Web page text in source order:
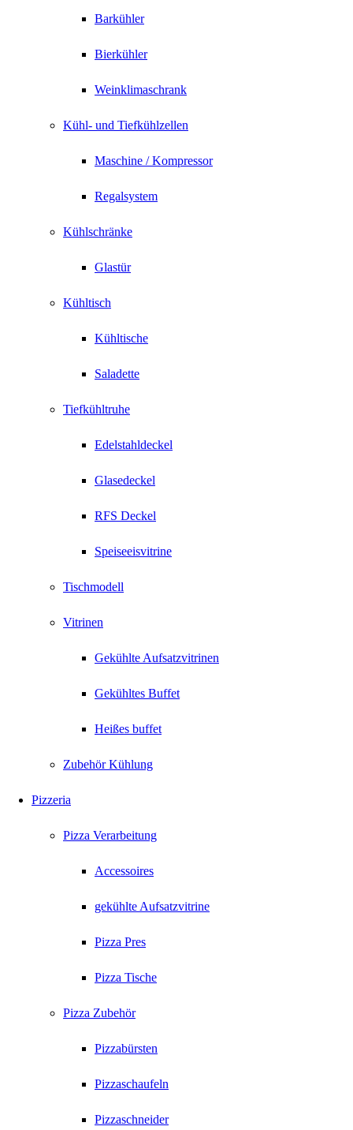
Barkühler
Bierkühler
Weinklimaschrank
Kühl- und Tiefkühlzellen
Maschine / Kompressor
Regalsystem
Kühlschränke
Glastür
Kühltisch
Kühltische
Saladette
Tiefkühltruhe
Edelstahldeckel
Glasedeckel
RFS Deckel
Speiseeisvitrine
Tischmodell
Vitrinen
Gekühlte Aufsatzvitrinen
Gekühltes Buffet
Heißes buffet
Zubehör Kühlung
Pizzeria
Pizza Verarbeitung
Accessoires
gekühlte Aufsatzvitrine
Pizza Pres
Pizza Tische
Pizza Zubehör
Pizzabürsten
Pizzaschaufeln
Pizzaschneider